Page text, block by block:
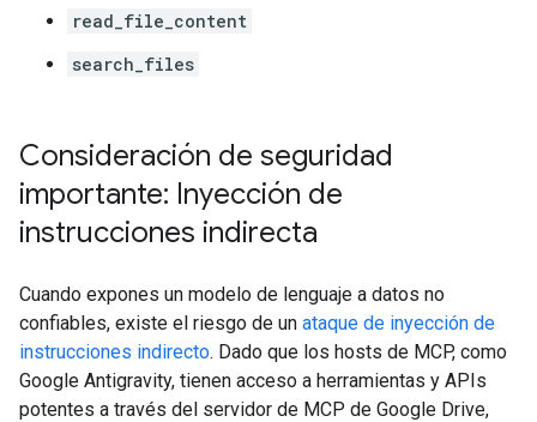
read_file_content
search_files
Consideración de seguridad
importante: Inyección de
instrucciones indirecta
Cuando expones un modelo de lenguaje a datos no
confiables, existe el riesgo de un ataque de inyección de
instrucciones indirecto. Dado que los hosts de MCP, como
Google Antigravity, tienen acceso a herramientas y APIs
potentes a través del servidor de MCP de Google Drive,